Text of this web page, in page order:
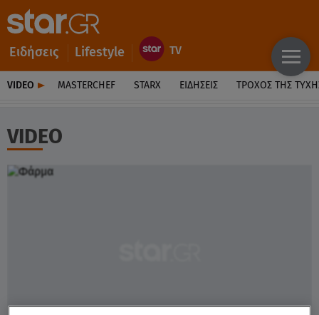
Ειδήσεις Lifestyle
VIDEO MASTERCHEF STARX ΕΙΔΉΣΕΙΣ ΤΡΟΧΌΣ ΤΗΣ
VIDEO